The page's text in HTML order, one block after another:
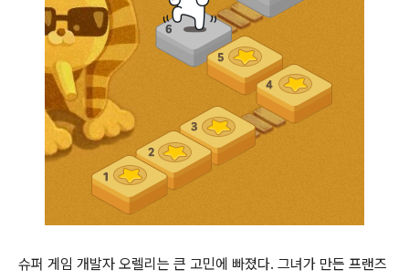
슈퍼 게임 개발자 오렐리는 큰 고민에 빠졌다. 그녀가 만든 프랜즈